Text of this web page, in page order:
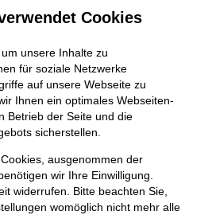
Interviews
Analyse
Cookies
unsere Inhalte zu
für soziale Netzwerke
auf unsere Webseite zu
Ihnen ein optimales Webseiten-
Betrieb der Seite und die
sicherstellen.
ausgenommen der
wir Ihre Einwilligung.
widerrufen. Bitte beachten Sie,
womöglich nicht mehr alle